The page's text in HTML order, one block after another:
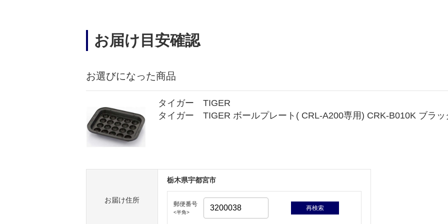
お届け目安確認
お選びになった商品
タイガー TIGER
タイガー TIGER ボールプレート( CRL-A200専用) CRK-B010K ブラッ
お届け住所
栃木県宇都宮市
郵便番号
<半角>
再検索